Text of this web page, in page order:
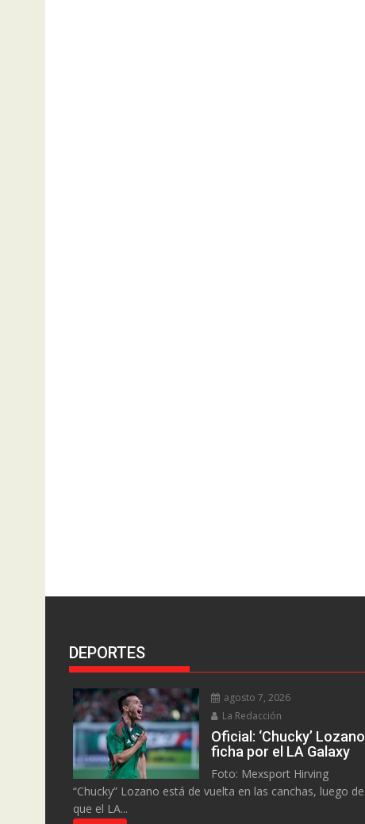
DEPORTES
agosto 7, 2026
La Redacción
Oficial: ‘Chucky’ Lozano
ficha por el LA Galaxy
Foto: Mexsport Hirving
“Chucky” Lozano está de vuelta en las canchas, luego de
que el LA...